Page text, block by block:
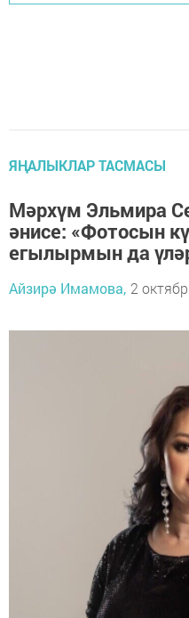
ЯҢАЛЫКЛАР ТАСМАСЫ
Мәрхүм Эльмира
әнисе: «Фотосын
егылырмын да
Айзирә Имамова, 2